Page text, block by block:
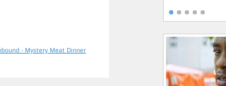
- Mystery Meat Dinner